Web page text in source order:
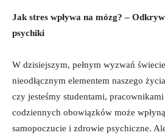
Jak stres wpływa na mózg? –
psychiki
W dzisiejszym, pełnym wyzwań
nieodłącznym elementem naszego
czy jesteśmy studentami,
codziennych obowiązków może
samopoczucie i zdrowie psychiczne.